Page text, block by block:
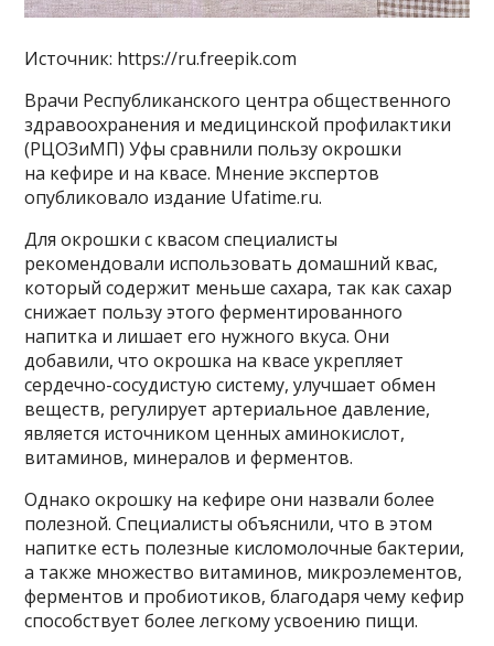
Источник: https://ru.freepik.com
Врачи Республиканского центра общественного
здравоохранения и медицинской профилактики
(РЦОЗиМП) Уфы сравнили пользу окрошки
на кефире и на квасе. Мнение экспертов
опубликовало издание Ufatime.ru.
Для окрошки с квасом специалисты
рекомендовали использовать домашний квас,
который содержит меньше сахара, так как сахар
снижает пользу этого ферментированного
напитка и лишает его нужного вкуса. Они
добавили, что окрошка на квасе укрепляет
сердечно-сосудистую систему, улучшает обмен
веществ, регулирует артериальное давление,
является источником ценных аминокислот,
витаминов, минералов и ферментов.
Однако окрошку на кефире они назвали более
полезной. Специалисты объяснили, что в этом
напитке есть полезные кисломолочные бактерии,
а также множество витаминов, микроэлементов,
ферментов и пробиотиков, благодаря чему кефир
способствует более легкому усвоению пищи.